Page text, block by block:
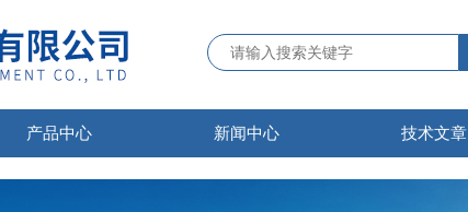
产品中心 新闻中心 技术文章